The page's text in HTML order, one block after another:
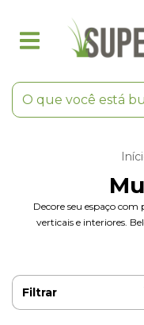
Decore seu espaço
verticais e interiores.
Filtrar